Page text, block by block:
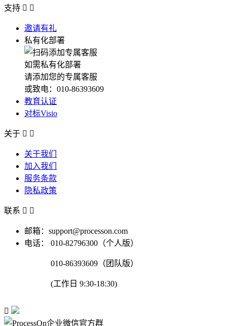
支持  
邀请有礼
私有化部署
如需私有化部署
请添加您的专属客服
或致电：010-86393609
教育认证
对标Visio
关于  
关于我们
加入我们
服务条款
隐私政策
联系  
邮箱：support@processon.com
电话：
010-82796300（个人版）
010-86393609（团队版）
(工作日 9:30-18:30)
